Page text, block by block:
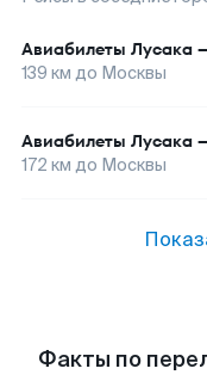
Авиабилеты Лусака
139 км до Москвы
Авиабилеты Лусака
172 км до Москвы
Факты по